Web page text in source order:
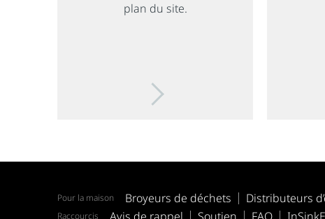
plan du site.
Pour la maison Broyeurs de déchets Distributeurs
Raccourcis